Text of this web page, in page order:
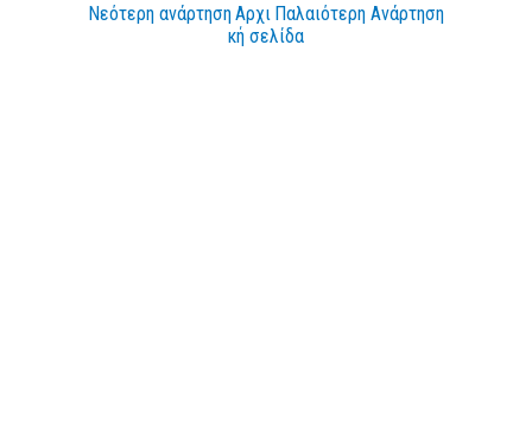
Νεότερη ανάρτηση Παλαιότερη Ανάρτηση
Αρχι
κή σελίδα